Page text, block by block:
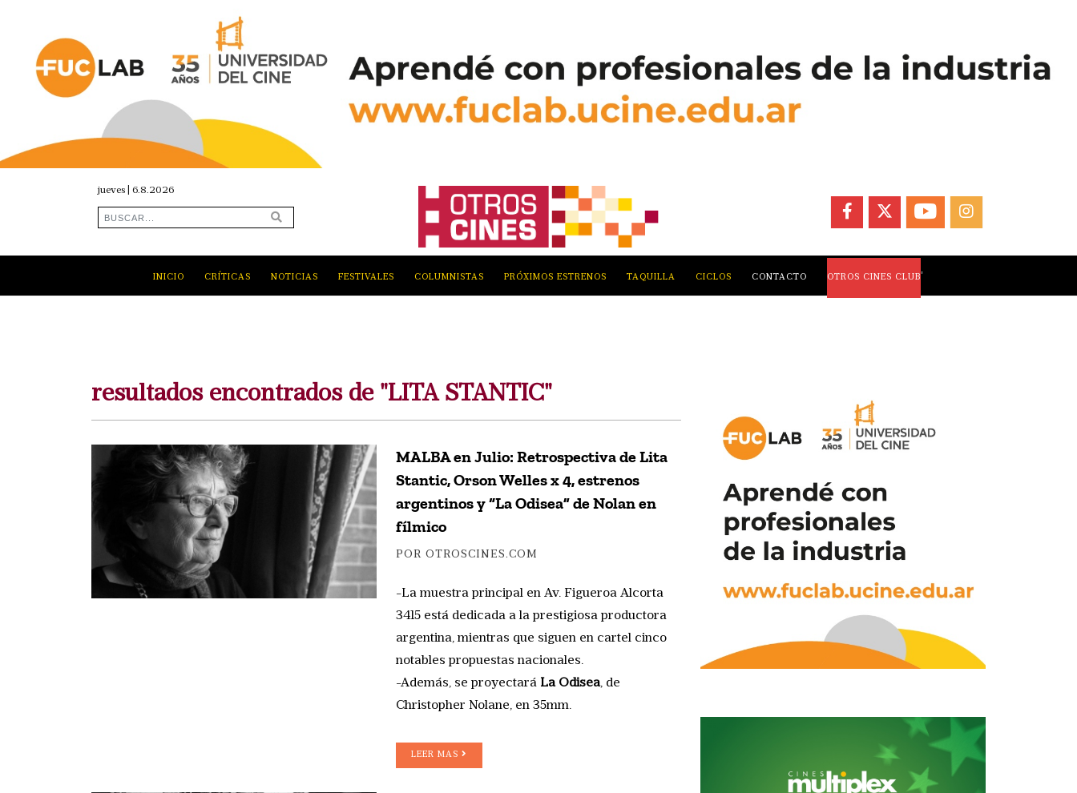
jueves | 6.8.2026
FACEBOOKYOUTUBEINSTAGRAM
INICIO CRÍTICAS NOTICIAS FESTIVALES COLUMNISTAS PRÓXIMOS ESTRENOS TAQUILLA CICLOS CONTACTO OTROS CINES CLUB
resultados encontrados de "LITA STANTIC"
MALBA en Julio: Retrospectiva de Lita
Stantic, Orson Welles x 4, estrenos
argentinos y “La Odisea” de Nolan en
fílmico
POR OTROSCINES.COM
-La muestra principal en Av. Figueroa Alcorta
3415 está dedicada a la prestigiosa productora
argentina, mientras que siguen en cartel cinco
notables propuestas nacionales.
-Además, se proyectará La Odisea, de
Christopher Nolane, en 35mm.
LEER MAS